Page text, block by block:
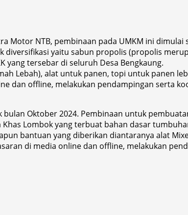
Motor NTB, pembinaan pada UMKM ini
yaitu sabun propolis (propolis
yang tersebar di seluruh Desa Bengkaung.
Lebah), alat untuk panen, topi untuk panen
dan offline, melakukan pendampingan serta
Oktober 2024. Pembinaan untuk
Lombok yang terbuat bahan dasar
bantuan yang diberikan diantaranya alat
di media online dan offline, melakukan